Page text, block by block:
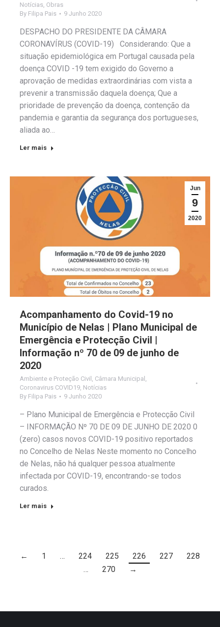
Notícias, Obras
By Filipa Pais 9 Junho 2020
DESPACHO DO PRESIDENTE DA CÂMARA
CORONAVÍRUS (COVID-19) Considerando: Que a
situação epidemiológica em Portugal causada pela
doença COVID -19 tem exigido do Governo a
aprovação de medidas extraordinárias com vista a
prevenir a transmissão daquela doença; Que a
prioridade de prevenção da doença, contenção da
pandemia e garantia da segurança dos portugueses,
aliada ao…
Ler mais
Jun
9
2020
Acompanhamento do Covid-19 no
Município de Nelas | Plano Municipal de
Emergência e Protecção Civil |
Informação nº 70 de 09 de junho de
2020
Ambiente e Proteção Civil Câmara Municipal
Coronavirus COVID19 Notícias
By Filipa Pais 9 Junho 2020
– Plano Municipal de Emergência e Protecção Civil
– INFORMAÇÃO Nº 70 DE 09 DE JUNHO DE 2020 0
(zero) casos novos COVID-19 positivo reportados
no Concelho de Nelas Neste momento no Concelho
de Nelas, não há qualquer pessoa atualmente
infectada por COVID-19, encontrando-se todos
curados.
Ler mais
← 1 … 224 225 226 227
228
…
270 →